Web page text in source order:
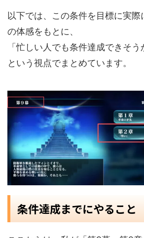
以下では、この条件を目標に実際
の体感をもとに、
「忙しい人でも条件達成できそう
という視点でまとめています。
条件達成までにやること